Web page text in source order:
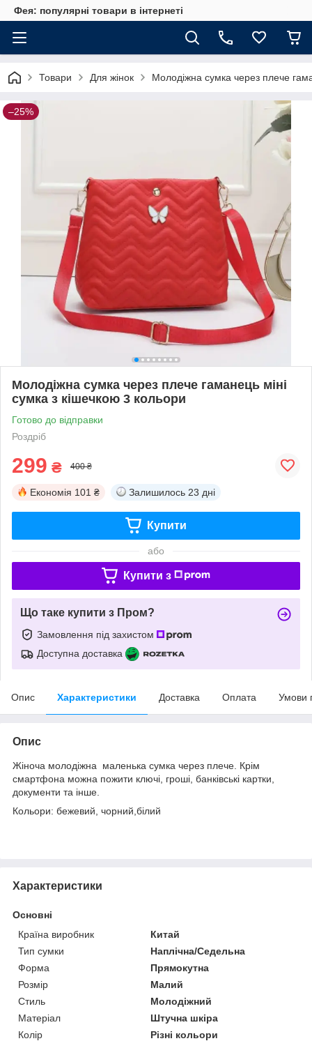
Фея: популярні товари в інтернеті
Товари Для жінок Молодіжна сумка через плече
–25%
Молодіжна сумка через плече гаманець міні
сумка з кішечкою 3 кольори
Готово до відправки
Роздріб
299 ₴ 400 ₴
Економія 101 ₴ Залишилось 23 дні
Купити
або
Купити з
Що таке купити з Пром?
Замовлення під захистом
Доступна доставка
Опис Характеристики Доставка Оплата Умови
Опис
Жіноча молодіжна маленька сумка через плече. Крім
смартфона можна пожити ключі, гроші, банківські картки,
документи та інше.
Кольори: бежевий, чорний,білий
Характеристики
Основні
Країна виробник
Китай
Тип сумки
Наплічна/Седельна
Форма
Прямокутна
Розмір
Малий
Стиль
Молодіжний
Матеріал
Штучна шкіра
Колір
Різні кольори